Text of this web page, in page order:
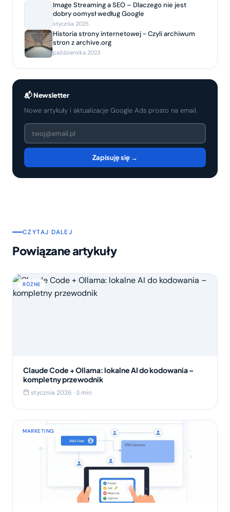
Image Streaming a SEO – Dlaczego nie jest
dobry oomysł według Google
stycznia 2025
Historia strony internetowej - Czyli archiwum
stron z archive.org
października 2023
📬 Newsletter
Nowe artykuły i aktualizacje Google Ads prosto na email.
Zapisuję się →
CZYTAJ DALEJ
Powiązane artykuły
RÓŻNE
Claude Code + Ollama: lokalne AI do kodowania –
kompletny przewodnik
stycznia 2026 · 3 min
MARKETING